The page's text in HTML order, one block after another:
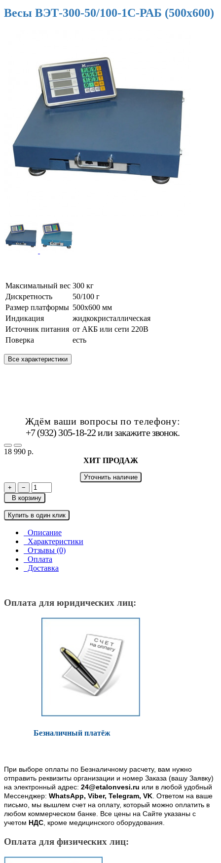
Весы ВЭТ-300-50/100-1С-РАБ (500х600)
Максимальный вес 300 кг
Дискретность
50/100 г
Размер платформы 500х600 мм
Индикация
жидкокристаллическая
Источник питания от АКБ или сети 220В
Поверка
есть
Все характеристики
Ждём ваши вопросы по телефону:
+7 (932) 305-18-22 илизакажите звонок.
18 990 р.
ХИТ ПРОДАЖ
Уточнить наличие
+
−
В корзину
Купить в один клик
Описание
Характеристики
Отзывы (0)
Оплата
Доставка
Оплата для юридических лиц:
Безналичный платёж
При выборе оплаты по Безналичному расчету, вам нужно
отправить реквизиты организации и номер Заказа (вашу Заявку)
на электронный адрес: 24@etalonvesi.ru или в любой удобный
Мессенджер: WhatsApp, Viber, Telegram, VK. Ответом на ваше
письмо, мы вышлем счет на оплату, который можно оплатить в
любом коммерческом банке. Все цены на Сайте указаны с
учетом НДС, кроме медицинского оборудования.
Оплата для физических лиц: